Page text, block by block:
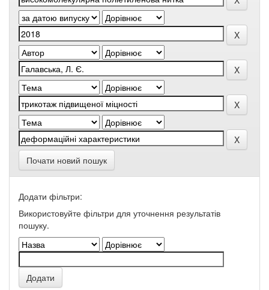
Почати новий пошук
Додати фільтри:
Використовуйте фільтри для уточнення результатів
пошуку.